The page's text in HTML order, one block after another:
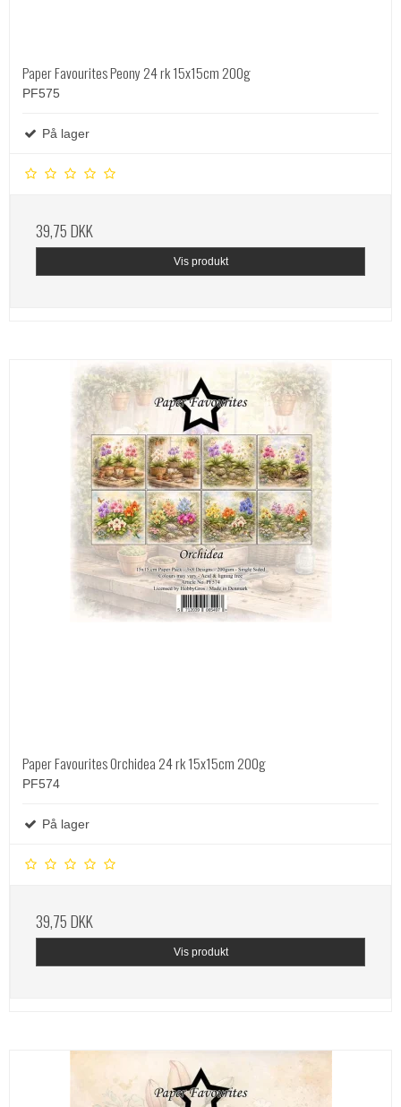
Paper Favourites Peony 24 rk 15x15cm 200g
PF575
På lager
39,75 DKK
Vis produkt
Paper Favourites Orchidea 24 rk 15x15cm 200g
PF574
På lager
39,75 DKK
Vis produkt